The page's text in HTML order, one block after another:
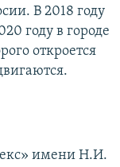
В 2018 году
году в городе
откроется
имени Н.И.